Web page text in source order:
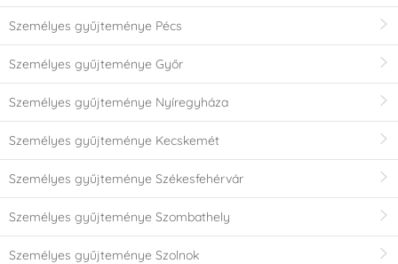
Személyes gyűjteménye Pécs
Személyes gyűjteménye Győr
Személyes gyűjteménye Nyíregyháza
Személyes gyűjteménye Kecskemét
Személyes gyűjteménye Székesfehérvár
Személyes gyűjteménye Szombathely
Személyes gyűjteménye Szolnok